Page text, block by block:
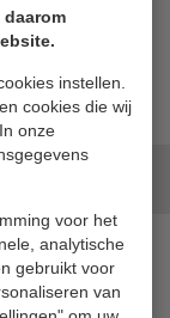
daarom
instellen.
cookies die wij
onze
voor het
analytische
gebruikt voor
van